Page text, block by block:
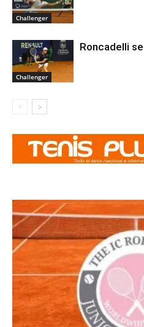
Challenger
Challenger
Roncadelli